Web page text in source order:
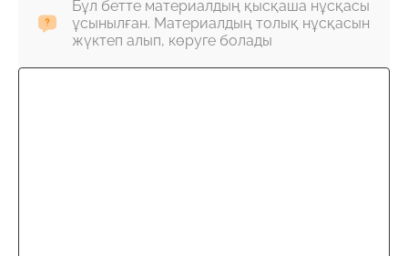
Бұл бетте материалдың қысқаша нұсқасы
ұсынылған. Материалдың толық нұсқасын
жүктеп алып, көруге болады